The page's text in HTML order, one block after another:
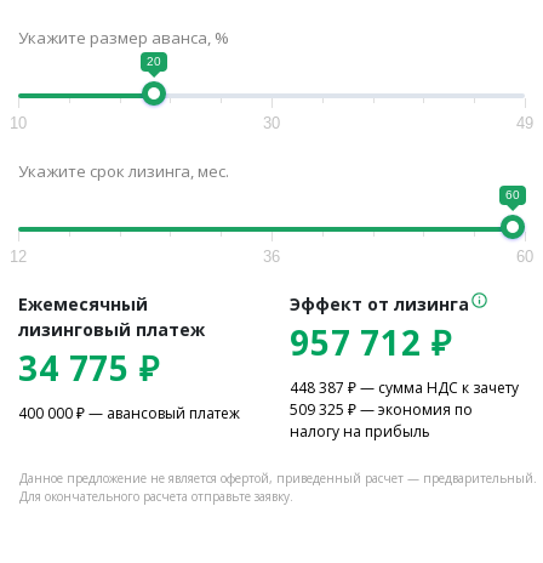
Укажите размер аванса, %
20
10 30 49
Укажите срок лизинга, мес.
60
12 36 60
Ежемесячный
лизинговый платеж
34 775 ₽
400 000₽ — авансовый платеж
Эффект от лизинга
957 712 ₽
448 387 ₽ — сумма НДС к зачету
509 325 ₽ — экономия по
налогу на прибыль
Данное предложение не является офертой, приведенный расчет — предварительный.
Для окончательного расчета отправьте заявку.